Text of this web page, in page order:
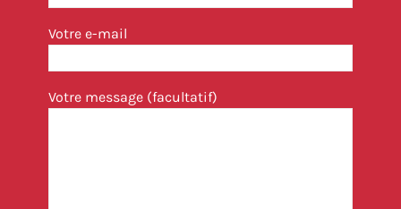
Votre e-mail
Votre message (facultatif)